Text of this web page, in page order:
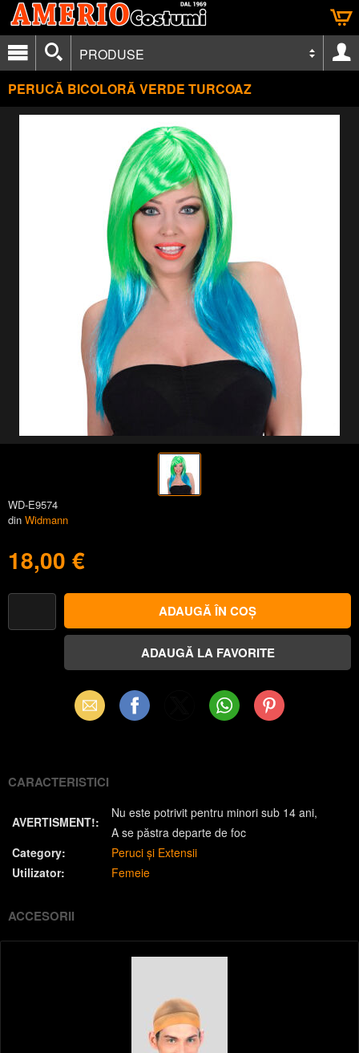
PRODUSE
PERUCĂ BICOLORĂ VERDE TURCOAZ
WD-E9574
din Widmann
18,00 €
Email Facebook WhatsAppPinterest
CARACTERISTICI
AVERTISMENT!:
Nu este potrivit pentru minori sub 14 ani
A se păstra departe de foc
Category:
Peruci și Extensii
Utilizator:
Femeie
ACCESORII